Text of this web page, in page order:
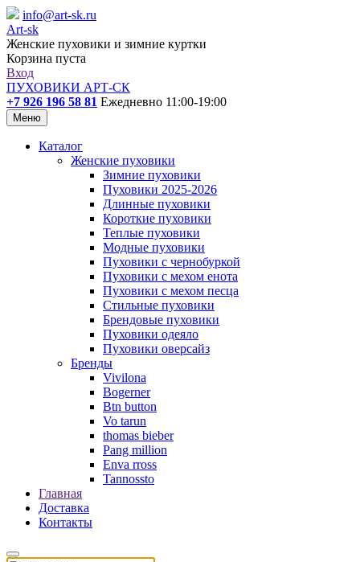
info@art-sk.ru
Art-sk
Женские пуховики и зимние куртки
Корзина пуста
Вход
ПУХОВИКИ АРТ-СК
+7 926 196 58 81 Ежедневно 11:00-19:00
Меню
Каталог
Женские пуховики
Зимние пуховики
Пуховики 2025-2026
Длинные пуховики
Короткие пуховики
Теплые пуховики
Модные пуховики
Пуховики с чернобуркой
Пуховики с мехом енота
Пуховики с мехом песца
Стильные пуховики
Брендовые пуховики
Пуховики одеяло
Пуховики оверсайз
Бренды
Vivilona
Bogerner
Btn button
Vo tarun
thomas bieber
Pang million
Enva rross
Tannossto
Главная
Доставка
Контакты